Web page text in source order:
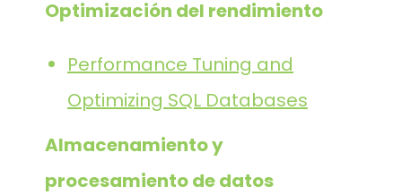
Optimización del rendimiento
Performance Tuning and
Optimizing SQL Databases
Almacenamiento y
procesamiento de datos